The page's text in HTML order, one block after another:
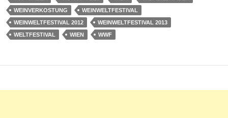
WEINVERKOSTUNG
WEINWELTFESTIVAL
WEINWELTFESTIVAL 2012
WEINWELTFESTIVAL 2013
WELTFESTIVAL
WIEN WWF